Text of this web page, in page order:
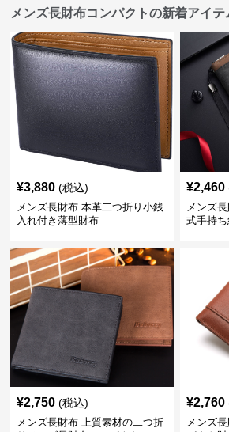
メンズ長財布コンパクトの新着アイテ
¥3,880 (税込)
メンズ長財布 本革二つ折り小銭
入れ付き薄型財布
¥2,460
メンズ
式手持
¥2,750 (税込)
メンズ長財布 上質素材の二つ折
¥2,760
メンズ